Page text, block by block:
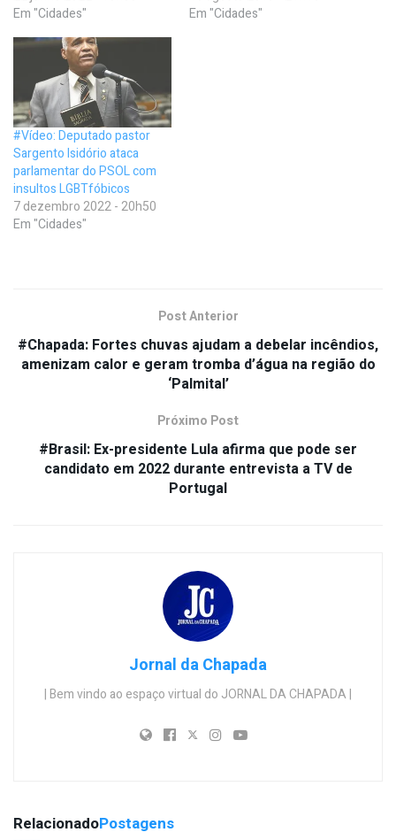
Em "Cidades"
Em "Cidades"
#Vídeo: Deputado pastor
Sargento Isidório ataca
parlamentar do PSOL com
insultos LGBTfóbicos
7 dezembro 2022 - 20h50
Em "Cidades"
Post Anterior
#Chapada: Fortes chuvas ajudam a debelar incêndios,
amenizam calor e geram tromba d’água na região do
‘Palmital’
Próximo Post
#Brasil: Ex-presidente Lula afirma que pode ser
candidato em 2022 durante entrevista a TV de
Portugal
Jornal da Chapada
| Bem vindo ao espaço virtual do JORNAL DA CHAPADA |
RelacionadoPostagens